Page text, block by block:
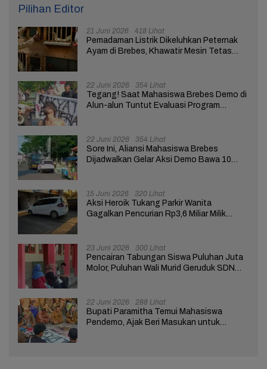
Pilihan Editor
21 Juni 2026 418 Lihat
Pemadaman Listrik Dikeluhkan Peternak
Ayam di Brebes, Khawatir Mesin Tetas
22 Juni 2026 354 Lihat
Tegang! Saat Mahasiswa Brebes Demo di
Alun-alun Tuntut Evaluasi Program
22 Juni 2026 354 Lihat
Sore Ini, Aliansi Mahasiswa Brebes
Dijadwalkan Gelar Aksi Demo Bawa 10
15 Juni 2026 320 Lihat
Aksi Heroik Tukang Parkir Wanita
Gagalkan Pencurian Rp3,6 Miliar Milik
23 Juni 2026 300 Lihat
Pencairan Tabungan Siswa Puluhan Juta
Molor, Puluhan Wali Murid Geruduk SDN
22 Juni 2026 288 Lihat
Bupati Paramitha Temui Mahasiswa
Pendemo, Ajak Beri Masukan untuk